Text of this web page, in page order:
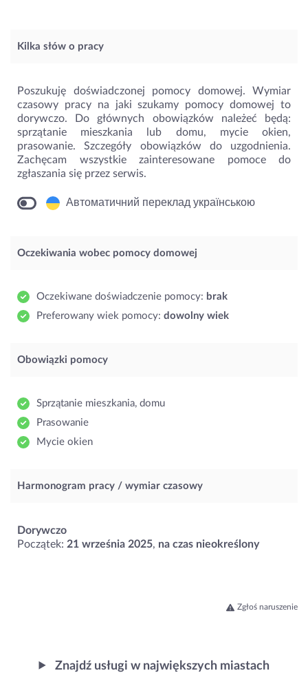
Kilka słów o pracy
Poszukuję doświadczonej pomocy domowej. Wymiar
czasowy pracy na jaki szukamy pomocy domowej to
dorywczo. Do głównych obowiązków należeć będą:
sprzątanie mieszkania lub domu, mycie okien,
prasowanie. Szczegóły obowiązków do uzgodnienia.
Zachęcam wszystkie zainteresowane pomoce do
zgłaszania się przez serwis.
Автоматичний переклад українською
Oczekiwania wobec pomocy domowej
Oczekiwane doświadczenie pomocy: brak
Preferowany wiek pomocy: dowolny wiek
Obowiązki pomocy
Sprzątanie mieszkania, domu
Prasowanie
Mycie okien
Harmonogram pracy / wymiar czasowy
Dorywczo
Początek: 21 września 2025, na czas nieokreślony
Zgłoś naruszenie
Znajdź usługi w największych miastach